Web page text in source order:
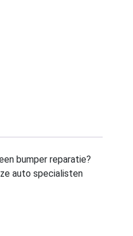
bumper reparatie?
auto specialisten